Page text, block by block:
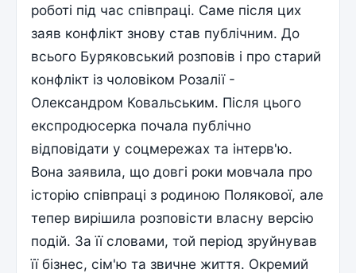
роботі під час співпраці. Саме після цих
заяв конфлікт знову став публічним. До
всього Буряковський розповів і про старий
конфлікт із чоловіком Розалії -
Олександром Ковальським. Після цього
експродюсерка почала публічно
відповідати у соцмережах та інтерв'ю.
Вона заявила, що довгі роки мовчала про
історію співпраці з родиною Полякової, але
тепер вирішила розповісти власну версію
подій. За її словами, той період зруйнував
її бізнес, сім'ю та звичне життя. Окремий